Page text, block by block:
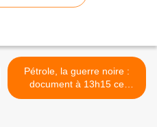
​Pétrole, la guerre noire :
document à 13h15 ce
dimanche. >